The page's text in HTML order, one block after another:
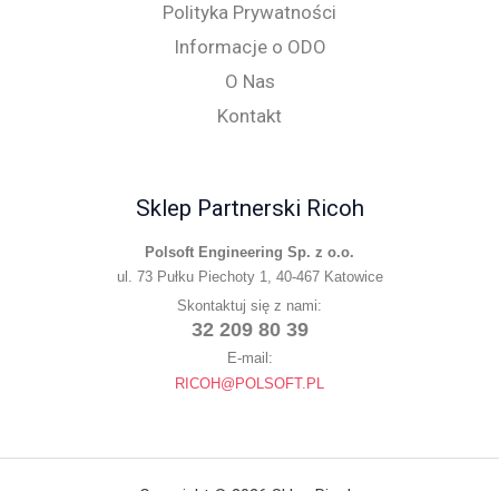
Polityka Prywatności
Informacje o ODO
O Nas
Kontakt
Sklep Partnerski Ricoh
Polsoft Engineering Sp. z o.o.
ul. 73 Pułku Piechoty 1, 40-467 Katowice
Skontaktuj się z nami:
32 209 80 39
E-mail:
RICOH@POLSOFT.PL